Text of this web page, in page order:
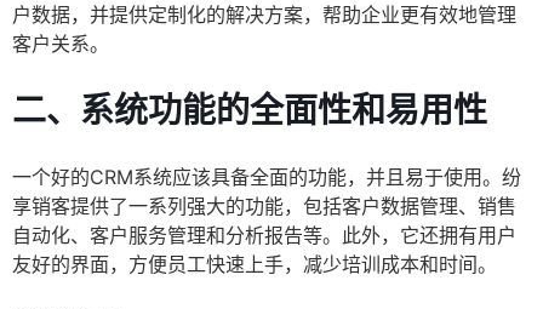
户数据，并提供定制化的解决方案，帮助企业更有效地管理
客户关系。
二、系统功能的全面性和易用性
一个好的CRM系统应该具备全面的功能，并且易于使用。纷
享销客提供了一系列强大的功能，包括客户数据管理、销售
自动化、客户服务管理和分析报告等。此外，它还拥有用户
友好的界面，方便员工快速上手，减少培训成本和时间。